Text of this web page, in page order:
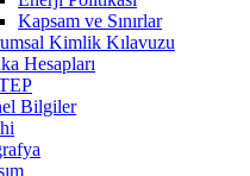
Kapsam ve Sınırlar
Kimlik Kılavuzu
Hesapları
Bilgiler